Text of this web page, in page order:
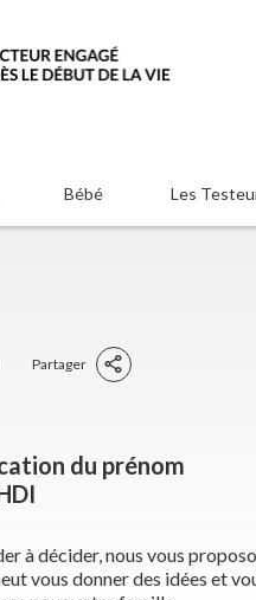
Bébé Les
Partager
du prénom
à décider, nous vous
vous donner des idées et